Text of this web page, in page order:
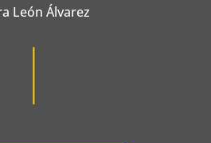
León Álvarez